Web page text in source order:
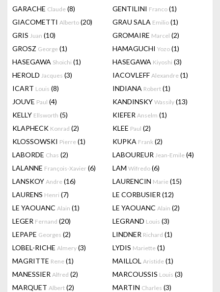
GARACHE Claude (8) GENTILINI Franco (1)
GIACOMETTI Alberto (20) GRAU SALA Emilio (1)
GRIS Juan (10) GROMAIRE Marcel (2)
GROSZ George (1) HAMAGUCHI Yozo (1)
HASEGAWA Shoichi (1) HASEGAWA Kiyoshi (3)
HEROLD Jacques (3) IACOVLEFF Alexandre (1)
ICART Louis (8) INDIANA Robert (1)
JOUVE Paul (4) KANDINSKY Wassily (13)
KELLY Ellsworth (5) KIEFER Anselm (1)
KLAPHECK Konrad (2) KLEE Paul (2)
KLOSSOWSKI Pierre (1) KUPKA Frank (2)
LABORDE Chas (2) LABOUREUR Jean-Emile (4)
LALANNE François-Xavier (6) LAM Wifredo (6)
LANSKOY Andre (16) LAURENCIN Marie (15)
LAURENS Henri (7) LE CORBUSIER (12)
LE YAOUANC Alain (1) LE YAOUANC Alain (2)
LEGER Fernand (20) LEGRAND Louis (3)
LEPAPE Georges (2) LINDNER Richard (1)
LOBEL-RICHE Almery (3) LYDIS Mariette (1)
MAGRITTE Rene (1) MAILLOL Aristide (1)
MANESSIER Alfred (2) MARCOUSSIS Louis (3)
MARQUET Albert (2) MARTIN Charles (3)